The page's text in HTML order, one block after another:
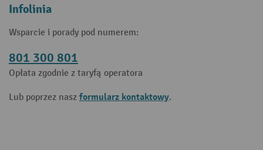
Infolinia
Wsparcie i porady pod numerem:
801 300 801
Opłata zgodnie z taryfą operatora
Lub poprzez nasz formularz kontaktowy.